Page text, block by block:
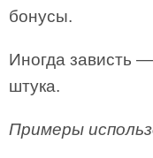
бонусы.
Иногда зависть
штука.
Примеры